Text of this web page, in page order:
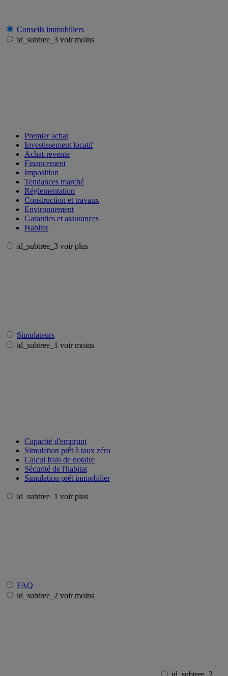
Conseils immobiliers
id_subtree_3 voir moins
Premier achat
Investissement locatif
Achat-revente
Financement
Imposition
Tendances marché
Réglementation
Construction et travaux
Environnement
Garanties et assurances
Habiter
id_subtree_3 voir plus
Simulateurs
id_subtree_1 voir moins
Capacité d'emprunt
Simulation prêt à taux zéro
Calcul frais de notaire
Sécurité de l'habitat
Simulation prêt immobilier
id_subtree_1 voir plus
FAQ
id_subtree_2 voir moins
id_subtree_2